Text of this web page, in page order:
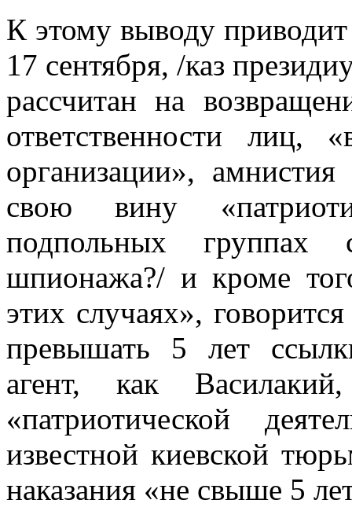
К этому выводу
17 сентября, /каз
рассчитан на
ответственности лиц,
орга­низации»,
свою вину
подпольных
шпионажа?/ и кроме
этих случаях»,
превышать 5 лет
агент, как
«патриотической
известной киевской
наказания «не свыше 5